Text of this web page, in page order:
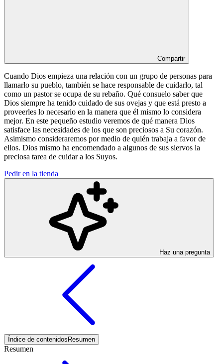
Compartir
Cuando Dios empieza una relación con un grupo de personas para
llamarlo su pueblo, también se hace responsable de cuidarlo, tal
como un pastor se ocupa de su rebaño. Qué consuelo saber que
Dios siempre ha tenido cuidado de sus ovejas y que está presto a
proveerles lo necesario en la manera que él mismo lo considera
mejor. En este pequeño estudio veremos de qué manera Dios
satisface las necesidades de los que son preciosos a Su corazón.
Asimismo consideraremos por medio de quién trabaja a favor de
ellos. Dios mismo ha encomendado a algunos de sus siervos la
preciosa tarea de cuidar a los Suyos.
Pedir en la tienda
Haz una pregunta
Índice de contenidos Resumen
Resumen